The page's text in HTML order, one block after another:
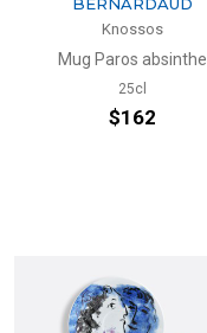
Knossos
Mug Paros absinthe
25cl
$162